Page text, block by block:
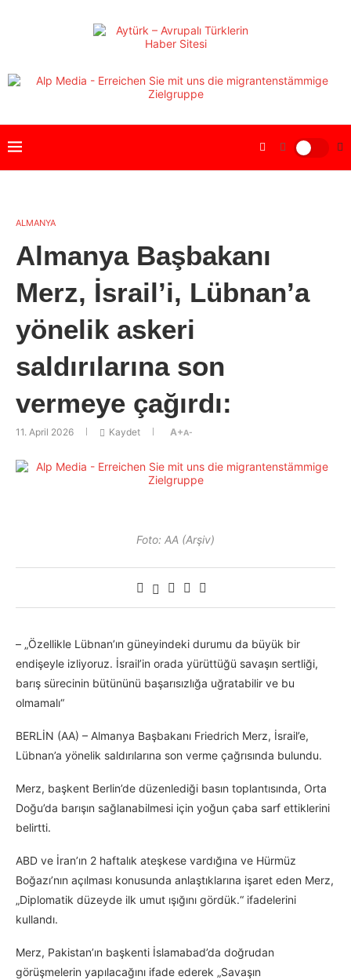
ALMANYA
Almanya Başbakanı
Merz, İsrail’i, Lübnan’a
yönelik askeri
saldırılarına son
vermeye çağırdı:
11. April 2026 Kaydet A+A-
Foto: AA (Arşiv)
– „Özellikle Lübnan’ın güneyindeki durumu da büyük bir
endişeyle izliyoruz. İsrail’in orada yürüttüğü savaşın sertliği,
barış sürecinin bütününü başarısızlığa uğratabilir ve bu
olmamalı“
BERLİN (AA) – Almanya Başbakanı Friedrich Merz, İsrail’e,
Lübnan’a yönelik saldırılarına son verme çağrısında bulundu.
Merz, başkent Berlin’de düzenlediği basın toplantısında, Orta
Doğu’da barışın sağlanabilmesi için yoğun çaba sarf ettiklerini
belirtti.
ABD ve İran’ın 2 haftalık ateşkese vardığına ve Hürmüz
Boğazı’nın açılması konusunda anlaştıklarına işaret eden Merz,
„Diplomatik düzeyde ilk umut ışığını gördük.“ ifadelerini
kullandı.
Merz, Pakistan’ın başkenti İslamabad’da doğrudan
görüşmelerin yapılacağını ifade ederek „Savaşın